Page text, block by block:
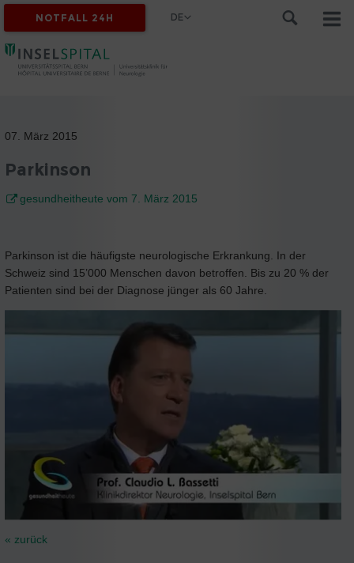
NOTFALL 24H DE
07. März 2015
Parkinson
gesundheitheute vom 7. März 2015
Parkinson ist die häufigste neurologische Erkrankung. In der
Schweiz sind 15’000 Menschen davon betroffen. Bis zu 20 % der
Patienten sind bei der Diagnose jünger als 60 Jahre.
« zurück